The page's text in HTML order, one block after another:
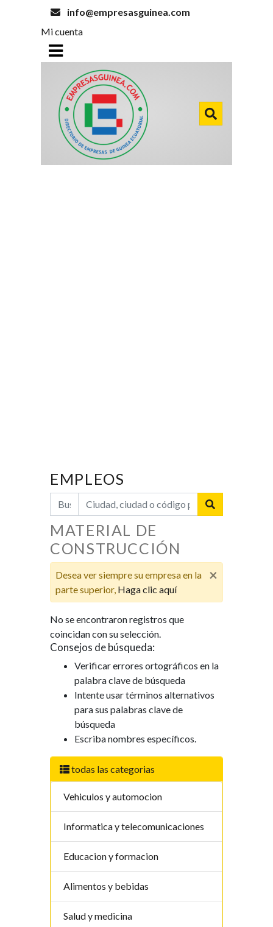
info@empresasguinea.com
Mi cuenta
todas las categorias
Vehiculos y automocion
Informatica y telecomunicaciones
Educacion y formacion
Alimentos y bebidas
Salud y medicina
EMPLEOS
MATERIAL DE
CONSTRUCCIÓN
×
Desea ver siempre su empresa en la
parte superior, Haga clic aquí
No se encontraron registros que
coincidan con su selección.
Consejos de búsqueda:
Verificar errores ortográficos en la
palabra clave de búsqueda
Intente usar términos alternativos
para sus palabras clave de
búsqueda
Escriba nombres específicos.